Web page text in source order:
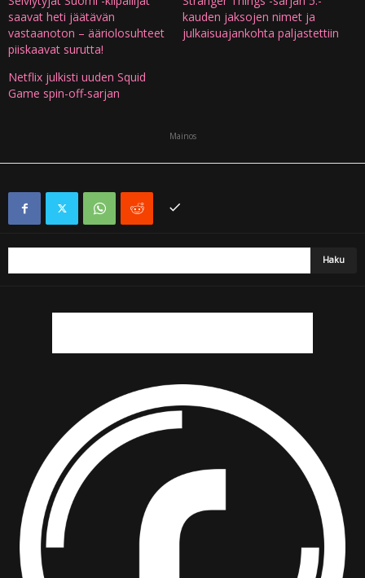
saavat heti jäätävän
vastaanoton ­­– ääriolosuhteet
piiskaavat surutta!
kauden jaksojen nimet ja
julkaisuajankohta paljastettiin
Netflix julkisti uuden Squid
Game spin-off-sarjan
Mainos